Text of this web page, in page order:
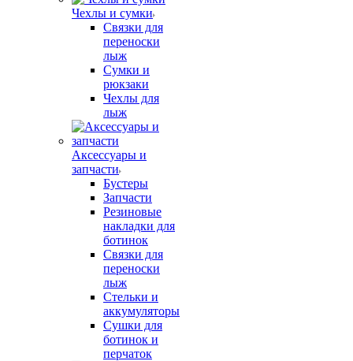
Чехлы и сумки
Связки для
переноски
лыж
Сумки и
рюкзаки
Чехлы для
лыж
Аксессуары и
запчасти
Бустеры
Запчасти
Резиновые
накладки для
ботинок
Связки для
переноски
лыж
Стельки и
аккумуляторы
Сушки для
ботинок и
перчаток